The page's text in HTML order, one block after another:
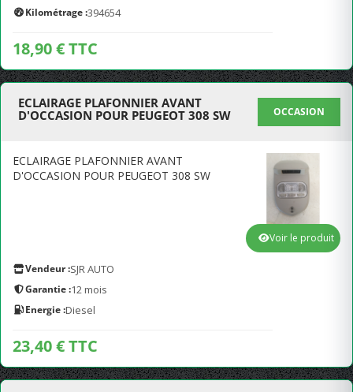
Kilométrage :394654
18,90 € TTC
ECLAIRAGE PLAFONNIER AVANT
D'OCCASION POUR PEUGEOT 308 SW
OCCASION
ECLAIRAGE PLAFONNIER AVANT
D'OCCASION POUR PEUGEOT 308 SW
Vendeur :SJR AUTO
Garantie :12 mois
Energie :Diesel
23,40 € TTC
Voir le produit